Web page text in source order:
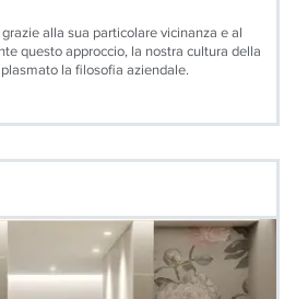
alla sua particolare vicinanza e al
questo approccio, la nostra cultura della
la filosofia aziendale.